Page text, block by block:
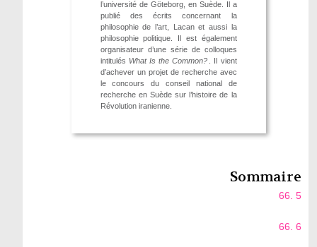
l’université de Göteborg, en Suède. Il a
publié des écrits concernant la
philosophie de l’art, Lacan et aussi la
philosophie politique. Il est également
organisateur d’une série de colloques
intitulés What Is the Common? . Il vient
d’achever un projet de recherche avec
le concours du conseil national de
recherche en Suède sur l’histoire de la
Révolution iranienne.
Sommaire
66. 5
66. 6